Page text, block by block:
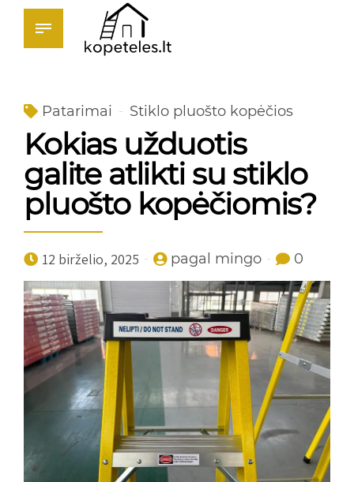
Patarimai Stiklo pluošto kopėčios
Kokias užduotis
galite atlikti su stiklo
pluošto kopėčiomis?
12 birželio, 2025 pagal mingo 0